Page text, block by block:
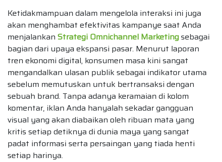
Ketidakmampuan dalam mengelola interaksi ini juga
akan menghambat efektivitas kampanye saat Anda
menjalankan Strategi Omnichannel Marketingsebagai
bagian dari upaya ekspansi pasar. Menurut laporan
tren ekonomi digital, konsumen masa kini sangat
mengandalkan ulasan publik sebagai indikator utama
sebelum memutuskan untuk bertransaksi dengan
sebuah brand. Tanpa adanya keramaian di kolom
komentar, iklan Anda hanyalah sekadar gangguan
visual yang akan diabaikan oleh ribuan mata yang
kritis setiap detiknya di dunia maya yang sangat
padat informasi serta persaingan yang tiada henti
setiap harinya.